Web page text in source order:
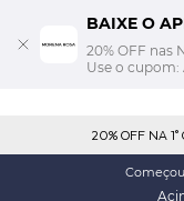
BAIXE O
20% OFF nas
Use o cupom:
20% OFF NA 1°
Começou